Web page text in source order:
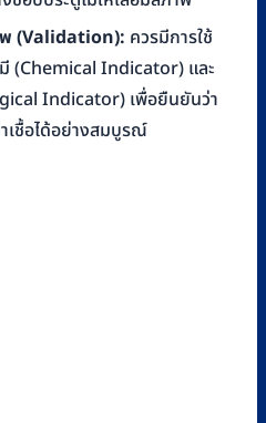
(Validation): ควรมีการใช้
(Chemical Indicator) และ
Indicator) เพื่อยืนยันว่า
เชื้อได้อย่างสมบูรณ์